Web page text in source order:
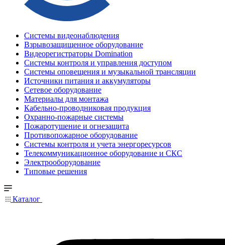
Системы видеонаблюдения
Взрывозащищенное оборудование
Видеорегистраторы Domination
Системы контроля и управления доступом
Системы оповещения и музыкальной трансляции
Источники питания и аккумуляторы
Сетевое оборудование
Материалы для монтажа
Кабельно-проводниковая продукция
Охранно-пожарные системы
Пожаротушение и огнезащита
Противопожарное оборудование
Системы контроля и учета энергоресурсов
Телекоммуникационное оборудование и СКС
Электрооборудование
Типовые решения
Каталог